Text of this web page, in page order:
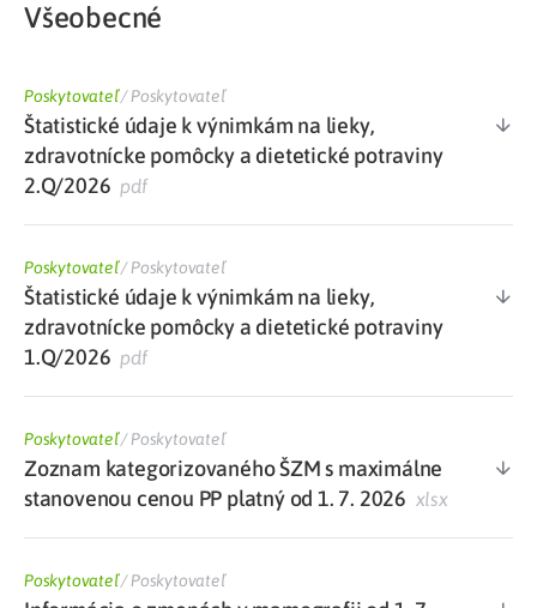
Všeobecné
Poskytovateľ/Poskytovateľ
Štatistické údaje k výnimkám na lieky,
zdravotnícke pomôcky a dietetické potraviny
2.Q/2026 pdf
Poskytovateľ/Poskytovateľ
Štatistické údaje k výnimkám na lieky,
zdravotnícke pomôcky a dietetické potraviny
1.Q/2026 pdf
Poskytovateľ/Poskytovateľ
Zoznam kategorizovaného ŠZM s maximálne
stanovenou cenou PP platný od 1. 7. 2026 xlsx
Poskytovateľ/Poskytovateľ